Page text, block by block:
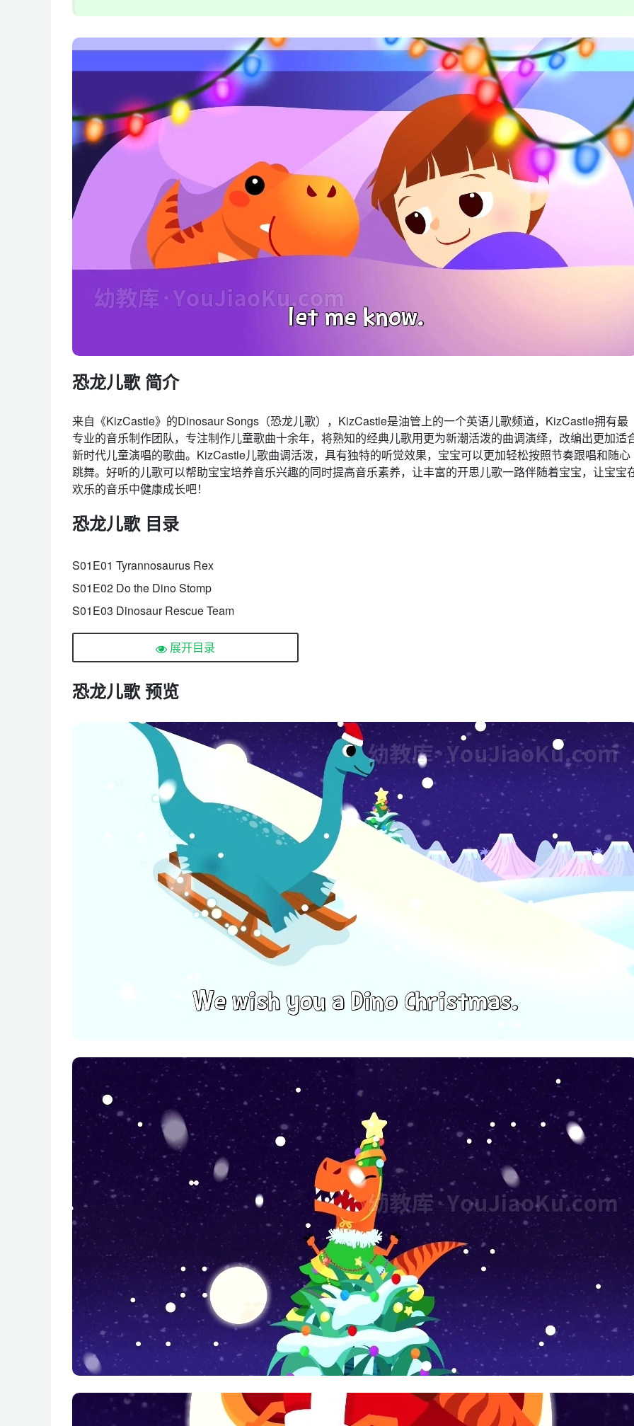
恐龙儿歌 简介
来自《KizCastle》的Dinosaur Songs（恐龙儿歌），KizCastle是油管上的一个英语儿歌频道，KizCastle拥有最
专业的音乐制作团队，专注制作儿童歌曲十余年，将熟知的经典儿歌用更为新潮活泼的曲调演绎，改编出更加适
新时代儿童演唱的歌曲。KizCastle儿歌曲调活泼，具有独特的听觉效果，宝宝可以更加轻松按照节奏跟唱和随心
跳舞。好听的儿歌可以帮助宝宝培养音乐兴趣的同时提高音乐素养，让丰富的开思儿歌一路伴随着宝宝，让宝宝
欢乐的音乐中健康成长吧！
恐龙儿歌 目录
S01E01 Tyrannosaurus Rex
S01E02 Do the Dino Stomp
S01E03 Dinosaur Rescue Team
S01E04 Dinersaurs Have Dinner
S01E05 Dinosaur Lullaby
S01E07 Which Dinosaur Is Bigger
S01E08 Dino Christmas
S01E09 My Pet, Dinosaur
S01E10 Dino Park
S01E11 Dinosaur Fingers
S01E12 I Am NOT a Dinosaur
S01E13 Ten Little Dinosaurs
S01E14 The Horned Dinosaurs
S01E15 Let’s Dig Dig Dig
S01E16 Hoo ChaCha Dinosaurs
展开目录
恐龙儿歌 预览